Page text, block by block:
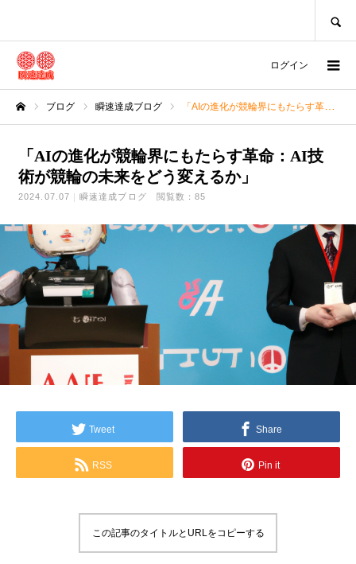
ログイン
ブログ 瞬速達成ブログ 「AIの進化が競輪界にもたらす革命：AI技術が競輪の未来をどう変えるか」
「AIの進化が競輪界にもたらす革命：AI技
術が競輪の未来をどう変えるか」
2024.07.07 瞬速達成ブログ 閲覧数：85
Tweet Share
RSS Pin it
この記事のタイトルとURLをコピーする